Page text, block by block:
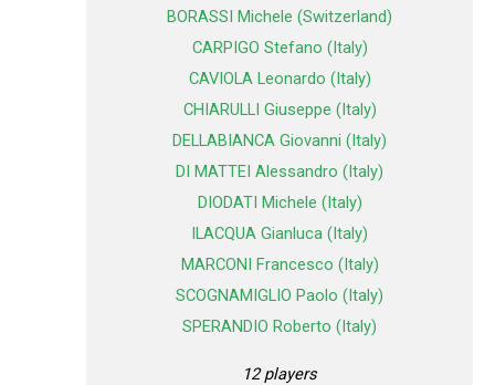
BORASSI Michele (Switzerland)
CARPIGO Stefano (Italy)
CAVIOLA Leonardo (Italy)
CHIARULLI Giuseppe (Italy)
DELLABIANCA Giovanni (Italy)
DI MATTEI Alessandro (Italy)
DIODATI Michele (Italy)
ILACQUA Gianluca (Italy)
MARCONI Francesco (Italy)
SCOGNAMIGLIO Paolo (Italy)
SPERANDIO Roberto (Italy)
12 players